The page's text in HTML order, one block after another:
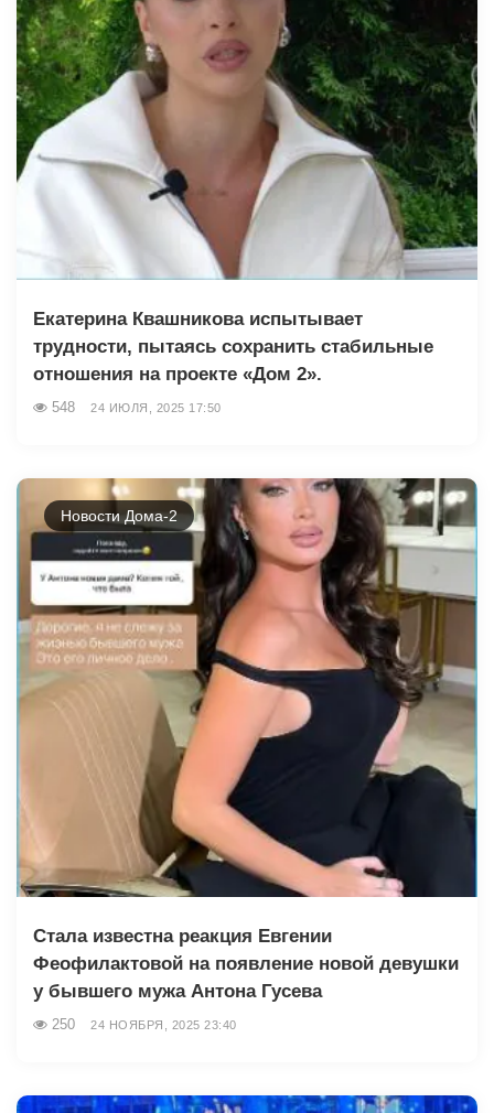
Екатерина Квашникова испытывает
трудности, пытаясь сохранить стабильные
отношения на проекте «Дом 2».
548 24 ИЮЛЯ, 2025 17:50
Новости Дома-2
Стала известна реакция Евгении
Феофилактовой на появление новой девушки
у бывшего мужа Антона Гусева
250 24 НОЯБРЯ, 2025 23:40